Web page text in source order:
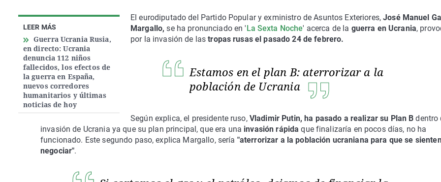
LEER MÁS
Guerra Ucrania Rusia,
en directo: Ucrania
denuncia 112 niños
fallecidos, los efectos de
la guerra en España,
nuevos corredores
humanitarios y últimas
noticias de hoy
El eurodiputado del Partido Popular y exministro de Asuntos Exteriores,José Manuel
Margallo, se ha pronunciado en ' La Sexta Noche' acerca de la guerra en Ucrania,
por la invasión de las tropas rusas el pasado 24 de febrero.
Estamos en el plan B: aterrorizar a la
población de Ucrania
Según explica, el presidente ruso, Vladimir Putin, ha pasado a realizar su Plan B dentro
invasión de Ucrania ya que su plan principal, que era una invasión rápidaque finalizaría en pocos días, no ha
funcionado. Este segundo paso, explica Margallo, sería "aterrorizar a la población ucraniana para que se
negociar".